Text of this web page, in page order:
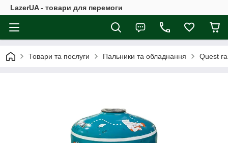
LazerUA - товари для перемоги
Товари та послуги Пальники та обладнання Quest